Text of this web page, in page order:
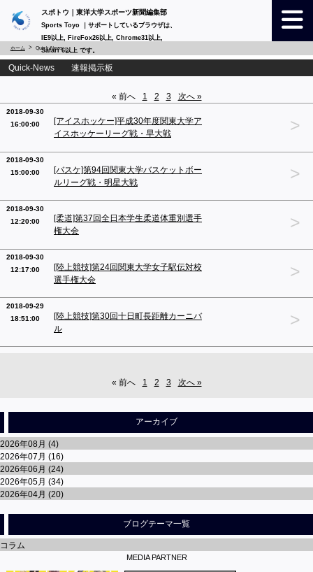
スポトウ｜東洋大学スポーツ新聞編集部
Sports Toyo ｜サポートしているブラウザは、
IE9以上, FireFox26以上, Chrome31以上,
Safari 6以上 です。
ホーム Quick-News
Quick-News 速報掲示板
« 前へ 1 2 3 次へ »
2018-09-30
16:00:00
[アイスホッケー]平成30年度関東大学ア
イスホッケーリーグ戦・早大戦
>
2018-09-30
15:00:00
[バスケ]第94回関東大学バスケットボー
ルリーグ戦・明星大戦
>
2018-09-30
12:20:00
[柔道]第37回全日本学生柔道体重別選手
権大会
>
2018-09-30
12:17:00
[陸上競技]第24回関東大学女子駅伝対校
選手権大会
>
2018-09-29
18:51:00
[陸上競技]第30回十日町長距離カーニバ
ル
>
« 前へ 1 2 3 次へ »
アーカイブ
2026年08月 (4)
2026年07月 (16)
2026年06月 (24)
2026年05月 (34)
2026年04月 (20)
ブログテーマ一覧
コラム
MEDIA PARTNER